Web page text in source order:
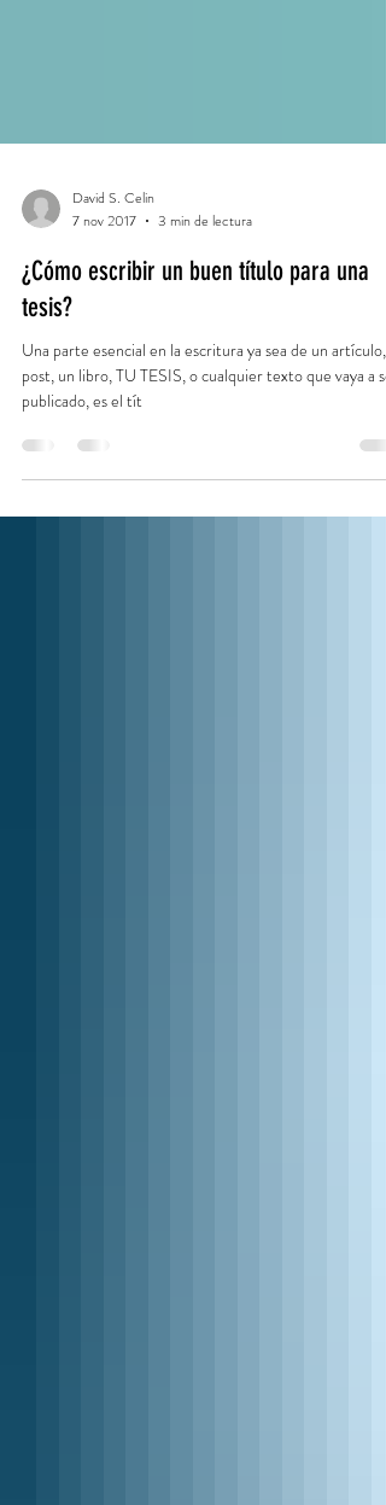
David S. Celin
7 nov 2017
3 min de lectura
¿Cómo escribir un buen título para una
tesis?
Una parte esencial en la escritura ya sea de un artículo,
post, un libro, TU TESIS, o cualquier texto que vaya a ser